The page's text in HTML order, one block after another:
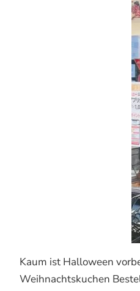
Kaum ist Halloween
Weihnachtskuchen